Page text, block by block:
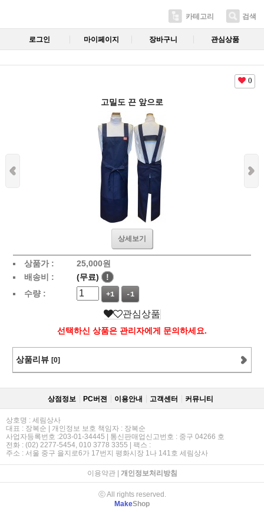
카테고리 검색
로그인 마이페이지 장바구니 관심상품
0
고밀도 끈 앞으로
상세보기
상품가 : 25,000원
배송비 :
(무료)
!
수량 :
+1 -1
관심상품
선택하신 상품은 관리자에게 문의하세요.
상품리뷰 [0]
상점정보 PC버젼 이용안내 고객센터 커뮤니티
상호명 : 세림상사
대표 : 장복순 | 개인정보 보호 책임자 : 장복순
사업자등록번호 :203-01-34445 | 통신판매업신고번호 : 중구 04266 호
전화 : (02) 2277-5454, 010 3778 3355 | 팩스 :
주소 : 서울 중구 을지로6가 17번지 평화시장 1나 141호 세림상사
이용약관| 개인정보처리방침
ⓒ All rights reserved.
MakeShop